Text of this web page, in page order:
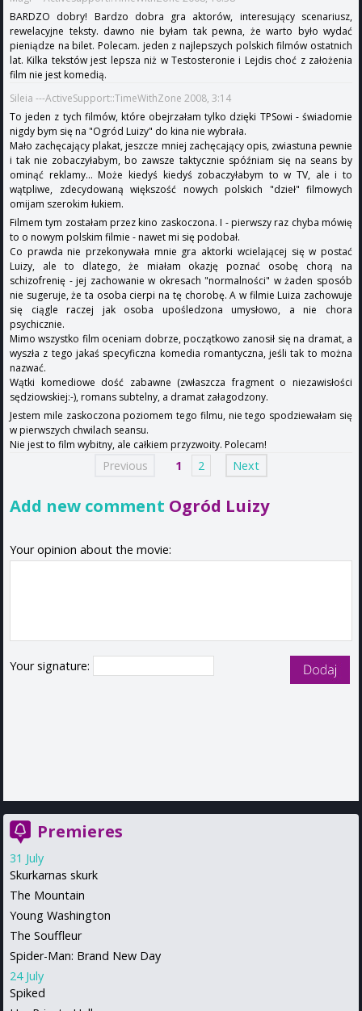
BARDZO dobry! Bardzo dobra gra aktorów, interesujący scenariusz,
rewelacyjne teksty. dawno nie byłam tak pewna, że warto było wydać
pieniądze na bilet. Polecam. jeden z najlepszych polskich filmów ostatnich
lat. Kilka tekstów jest lepsza niż w Testosteronie i Lejdis choć z założenia
film nie jest komedią.
Sileia ---ActiveSupport::TimeWithZone 2008, 3:14
To jeden z tych filmów, które obejrzałam tylko dzięki TPSowi - świadomie
nigdy bym się na "Ogród Luizy" do kina nie wybrała.
Mało zachęcający plakat, jeszcze mniej zachęcający opis, zwiastuna pewnie
i tak nie zobaczyłabym, bo zawsze taktycznie spóźniam się na seans by
ominąć reklamy... Może kiedyś kiedyś zobaczyłabym to w TV, ale i to
wątpliwe, zdecydowaną większość nowych polskich "dzieł" filmowych
omijam szerokim łukiem.
Filmem tym zostałam przez kino zaskoczona. I - pierwszy raz chyba mówię
to o nowym polskim filmie - nawet mi się podobał.
Co prawda nie przekonywała mnie gra aktorki wcielającej się w postać
Luizy, ale to dlatego, że miałam okazję poznać osobę chorą na
schizofrenię - jej zachowanie w okresach "normalności" w żaden sposób
nie sugeruje, że ta osoba cierpi na tę chorobę. A w filmie Luiza zachowuje
się ciągle raczej jak osoba upośledzona umysłowo, a nie chora
psychicznie.
Mimo wszystko film oceniam dobrze, początkowo zanosił się na dramat, a
wyszła z tego jakaś specyficzna komedia romantyczna, jeśli tak to można
nazwać.
Wątki komediowe dość zabawne (zwłaszcza fragment o niezawisłości
sędziowskiej:-), romans subtelny, a dramat załagodzony.
Jestem mile zaskoczona poziomem tego filmu, nie tego spodziewałam się
w pierwszych chwilach seansu.
Nie jest to film wybitny, ale całkiem przyzwoity. Polecam!
Previous 1 2 Next
Add new comment Ogród Luizy
Your opinion about the movie:
Your signature:
Premieres
31 July
Skurkarnas skurk
The Mountain
Young Washington
The Souffleur
Spider-Man: Brand New Day
24 July
Spiked